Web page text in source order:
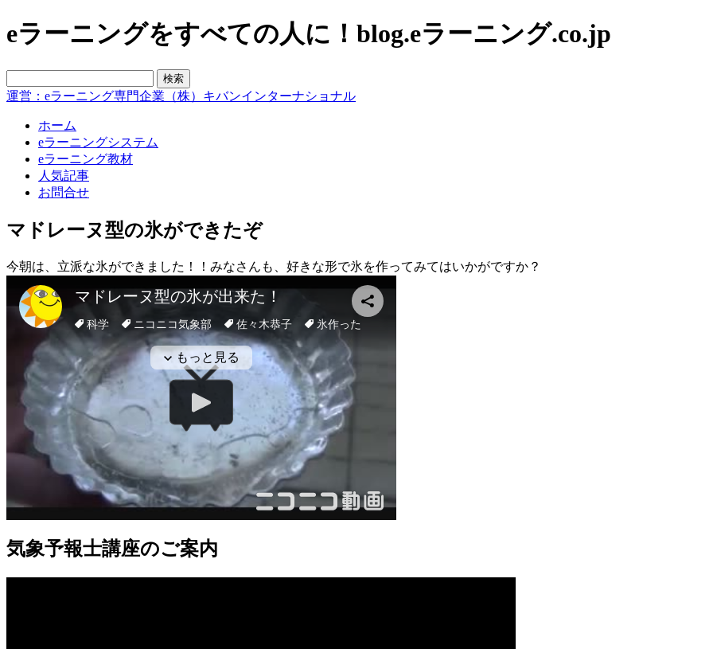
eラーニングをすべての人に！blog.eラーニング.co.jp
運営：eラーニング専門企業（株）キバンインターナショナル
ホーム
eラーニングシステム
eラーニング教材
人気記事
お問合せ
マドレーヌ型の氷ができたぞ
今朝は、立派な氷ができました！！みなさんも、好きな形で氷を作ってみてはいかがですか？
気象予報士講座のご案内